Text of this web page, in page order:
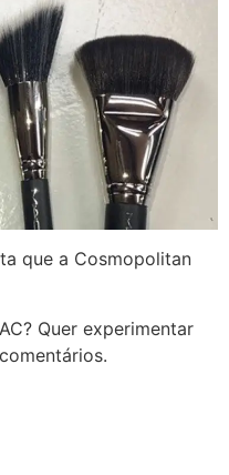
que a Cosmopolitan
Quer experimentar